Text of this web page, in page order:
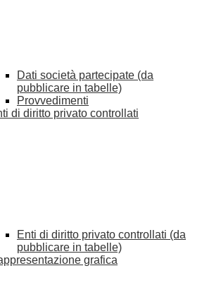
Dati società partecipate (da
pubblicare in tabelle)
Provvedimenti
di diritto privato controllati
Enti di diritto privato controllati (da
pubblicare in tabelle)
grafica